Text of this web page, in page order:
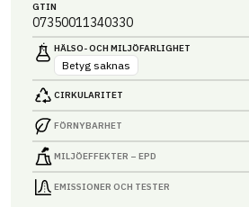
GTIN
07350011340330
HÄLSO- OCH MILJÖ­FARLIGHET
Betyg saknas
CIRKULARITET
FÖRNYBARHET
MILJÖEFFEKTER – EPD
EMISSIONER OCH TESTER